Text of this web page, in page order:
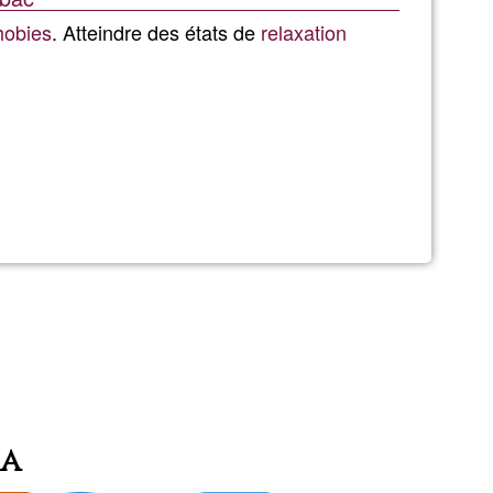
. Atteindre des états de relaxation
Ğ1